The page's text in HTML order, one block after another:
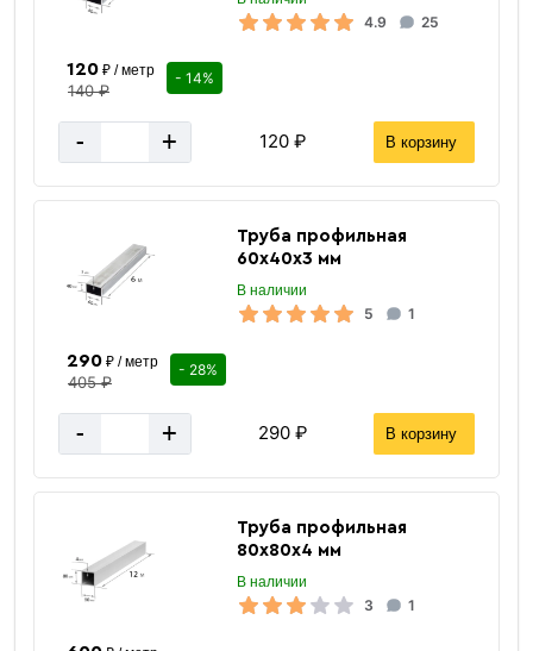
4.9 25
120₽ / метр
140 ₽
- 14%
- + 120 ₽ В корзину
Труба профильная
60х40х3 мм
В наличии
5 1
290₽ / метр
405 ₽
- 28%
- + 290 ₽ В корзину
Труба профильная
80х80х4 мм
В наличии
3 1
Материал корпуса Сталь
Цена указана